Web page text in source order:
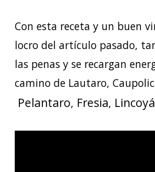
Con esta receta y un buen
locro del artículo pasado,
las penas y se recargan
camino de Lautaro,
Pelantaro, Fresia,